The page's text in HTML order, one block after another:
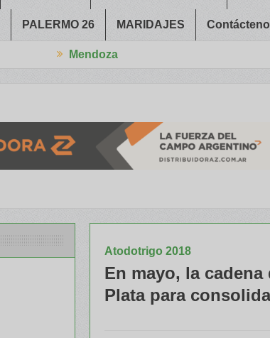
PALERMO 26 MARIDAJES
Atodotrigo 2018
En mayo, la
Plata para